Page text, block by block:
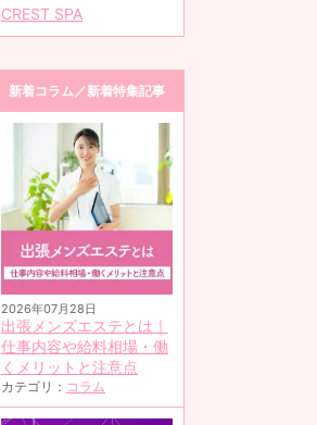
子
CREST SPA
新着コラム／新着特集記事
2026年07月28日
出張メンズエステとは｜
仕事内容や給料相場・働
くメリットと注意点
カテゴリ： コラム